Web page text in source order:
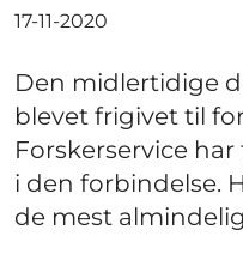
17-11-2020
Den midlertidige
blevet frigivet til
Forskerservice
i den forbindelse.
de mest